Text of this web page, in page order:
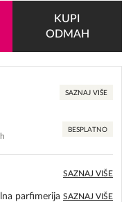
KUPI
ODMAH
SAZNAJ VIŠE
BESPLATNO
SAZNAJ VIŠE
parfimerija SAZNAJ VIŠE